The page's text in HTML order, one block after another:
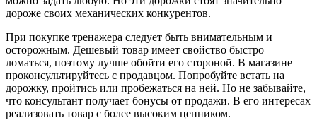
дороже своих механических конкурентов.
При покупке тренажера следует быть внимательным и
осторожным. Дешевый товар имеет свойство быстро
ломаться, поэтому лучше обойти его стороной. В магазине
проконсультируйтесь с продавцом. Попробуйте встать на
дорожку, пройтись или пробежаться на ней. Но не забывайте,
что консультант получает бонусы от продажи. В его интересах
реализовать товар с более высоким ценником.